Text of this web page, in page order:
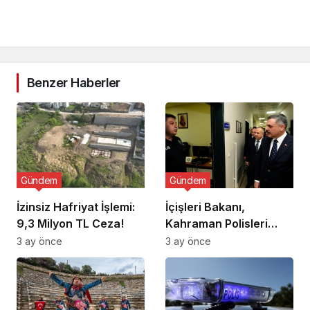
Benzer Haberler
İzinsiz Hafriyat İşlemi:
9,3 Milyon TL Ceza!
Gündem
3 ay önce
İçişleri Bakanı,
Kahraman Polisleri
Ziyaret Etti
Gündem
3 ay önce